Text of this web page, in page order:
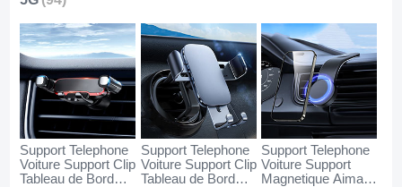
Support Telephone
Voiture Support Clip
Tableau de Bord
Support Telephone
Voiture Support Clip
Tableau de Bord
Support Telephone
Voiture Support
Magnetique Aimant